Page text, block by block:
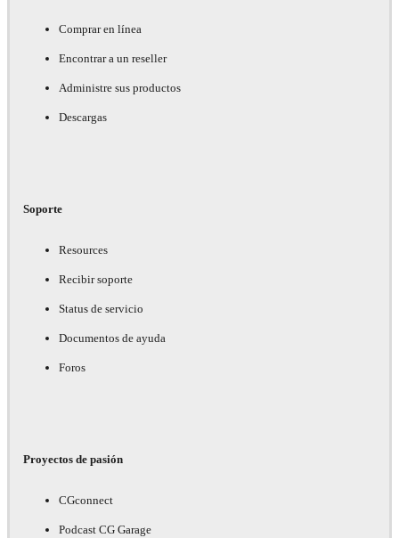
Comprar en línea
Encontrar a un reseller
Administre sus productos
Descargas
Soporte
Resources
Recibir soporte
Status de servicio
Documentos de ayuda
Foros
Proyectos de pasión
CGconnect
Podcast CG Garage